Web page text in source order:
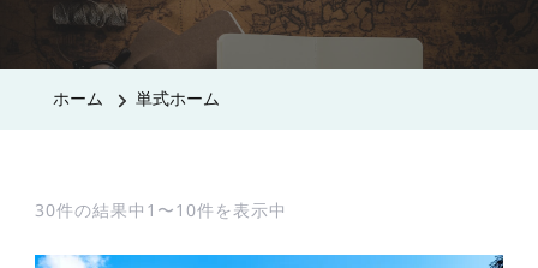
ホーム 単式ホーム
30件の結果中1〜10件を表示中